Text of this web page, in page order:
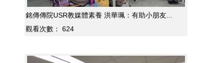
銘傳傳院USR教媒體素養 洪華珮：有助小朋友...
觀看次數：
624